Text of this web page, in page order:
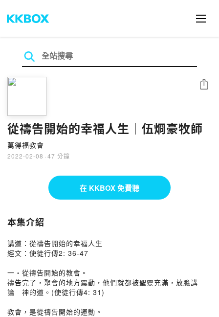
從禱告開始的幸福人生｜伍烱豪牧師
萬得福教會
2022-02-08 · 47 分鐘
分享
在 KKBOX 免費聽
本集介紹
講道：從禱告開始的幸福人生
經文：使徒行傳2: 36-47
一・從禱告開始的教會。
禱告完了，聚會的地方震動，他們就都被聖靈充滿，放膽講
論 神的道。(使徒行傳4: 31)
教會，是從禱告開始的運動。